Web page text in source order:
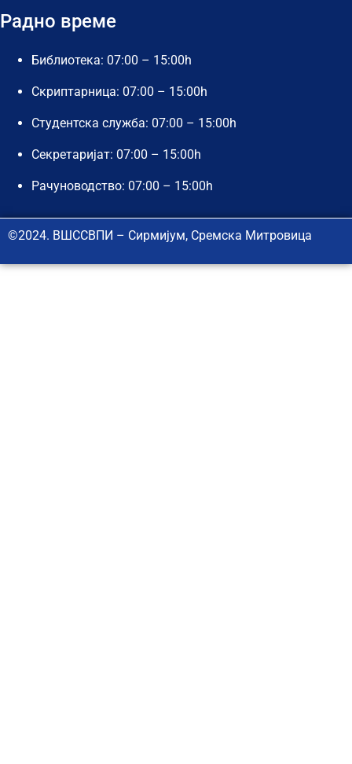
Радно време
Библиотека: 07:00 – 15:00h
Скриптарница: 07:00 – 15:00h
Студентска служба: 07:00 – 15:00h
Секретаријат: 07:00 – 15:00h
Рачуноводство: 07:00 – 15:00h
©2024. ВШССВПИ – Сирмијум, Сремска Митровица